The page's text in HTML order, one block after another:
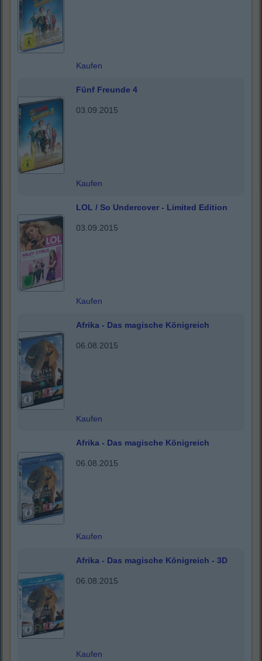
Kaufen
Fünf Freunde 4
03.09.2015
Kaufen
LOL / So Undercover - Limited Edition
03.09.2015
Kaufen
Afrika - Das magische Königreich
06.08.2015
Kaufen
Afrika - Das magische Königreich
06.08.2015
Kaufen
Afrika - Das magische Königreich - 3D
06.08.2015
Kaufen